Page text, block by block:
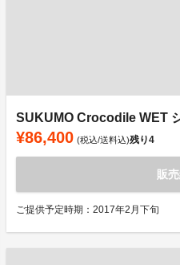
SUKUMO Crocodile WET
¥86,400 (税込/送料込)残り4
販
ご提供予定時期：2017年2月下旬